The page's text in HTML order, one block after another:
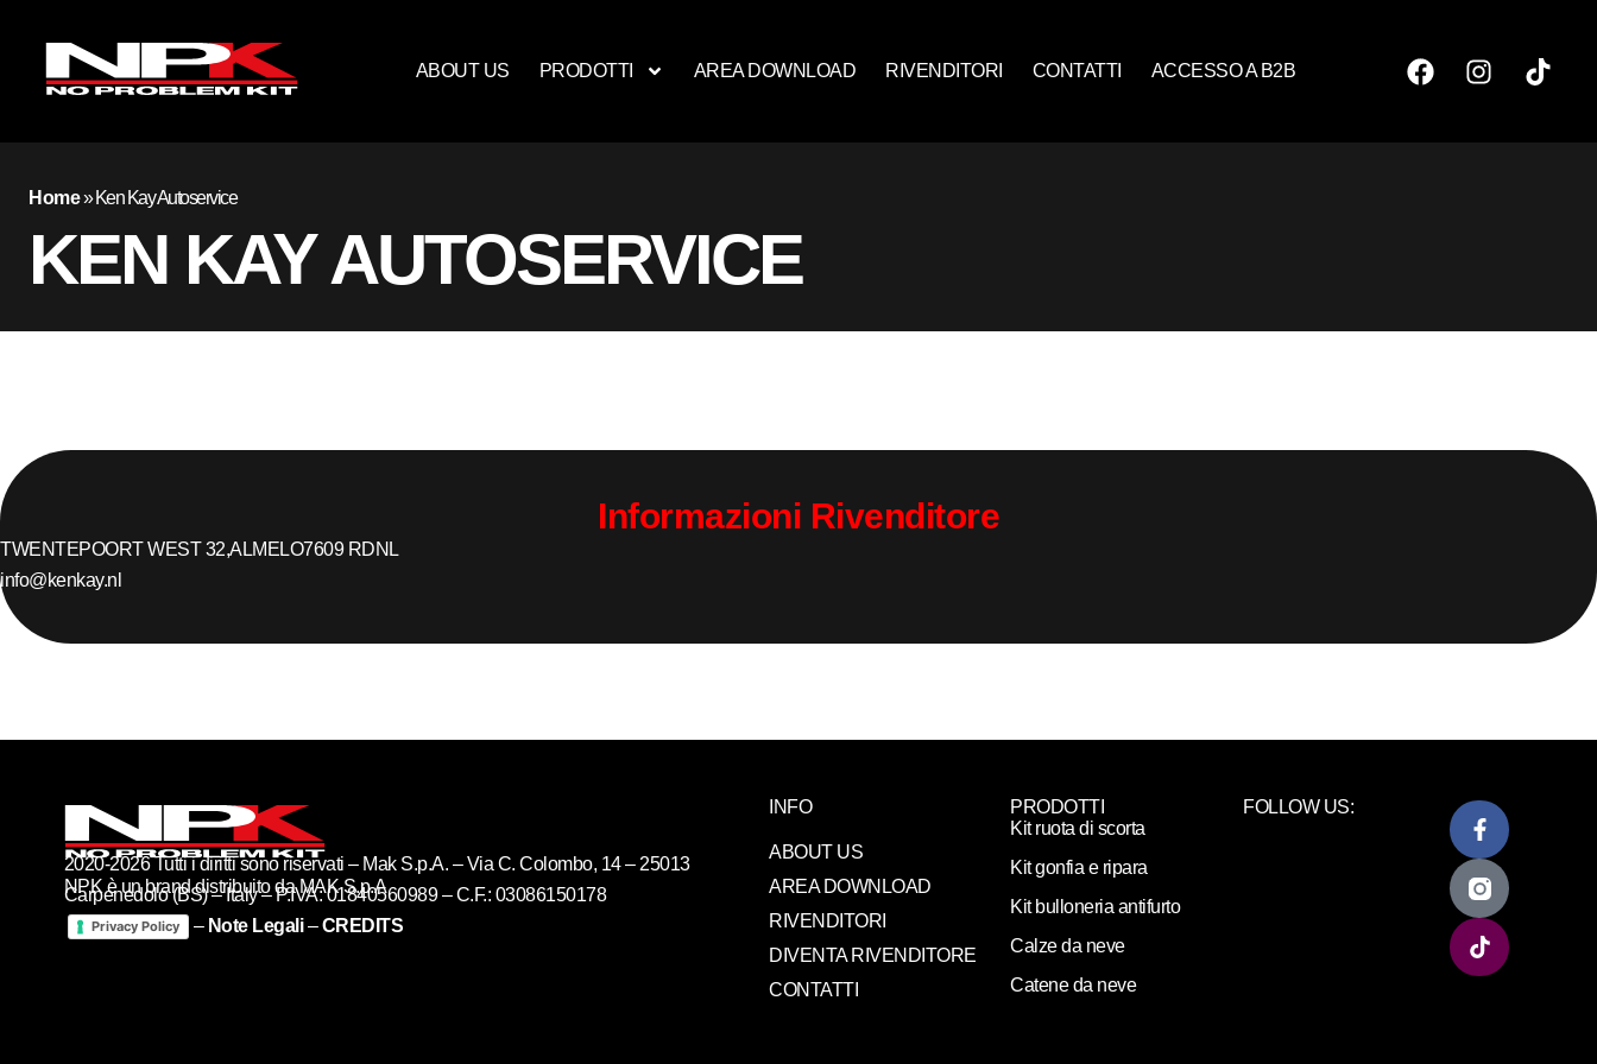
ABOUT US PRODOTTI AREA DOWNLOAD RIVENDITORI CONTATTI ACCESSO A B2B
Home»Ken Kay Autoservice
KEN KAY AUTOSERVICE
Informazioni Rivenditore
TWENTEPOORT WEST 32,ALMELO7609 RDNL
info@kenkay.nl
NPK è un brand distribuito da MAK S.p.A
2020-2026 Tutti i diritti sono riservati – Mak S.p.A. – Via C. Colombo, 14 – 25013
Carpenedolo (BS) – Italy – P.IVA: 01840560989 – C.F.: 03086150178
Privacy Policy – Note Legali–CREDITS
INFO
ABOUT US
AREA DOWNLOAD
RIVENDITORI
DIVENTA RIVENDITORE
CONTATTI
PRODOTTI
Kit ruota di scorta
Kit gonfia e ripara
Kit bulloneria antifurto
Calze da neve
Catene da neve
FOLLOW US: